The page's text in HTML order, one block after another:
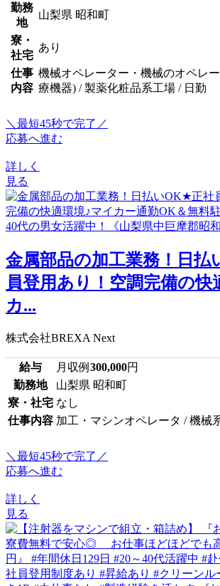
勤務
地
山梨県 昭和町
寮・
社宅
あり
仕事
内容
機械オペレーター・機械のオペレ
療機器) / 製薬化粧品系工場 / 日勤
＼最短45秒で完了／
応募へ進む
詳しく
見る
金属部品の加工業務！日
員登用あり！空調完備の快
カ...
株式会社BREXA Next
給与 月収例 300,000円
勤務地
山梨県 昭和町
寮・社宅 なし
仕事内容 加工・マシンオペレータ / 機械
＼最短45秒で完了／
応募へ進む
詳しく
見る